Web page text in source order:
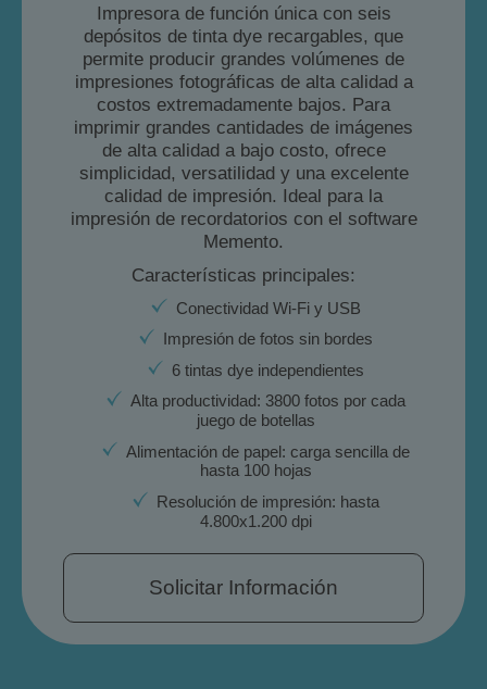
Impresora de función única con seis
depósitos de tinta dye recargables, que
permite producir grandes volúmenes de
impresiones fotográficas de alta calidad a
costos extremadamente bajos. Para
imprimir grandes cantidades de imágenes
de alta calidad a bajo costo, ofrece
simplicidad, versatilidad y una excelente
calidad de impresión. Ideal para la
impresión de recordatorios con el software
Memento.
Características principales:
Conectividad Wi-Fi y USB
Impresión de fotos sin bordes
6 tintas dye independientes
Alta productividad: 3800 fotos por cada
juego de botellas
Alimentación de papel: carga sencilla de
hasta 100 hojas
Resolución de impresión: hasta
4.800x1.200 dpi
Solicitar Información